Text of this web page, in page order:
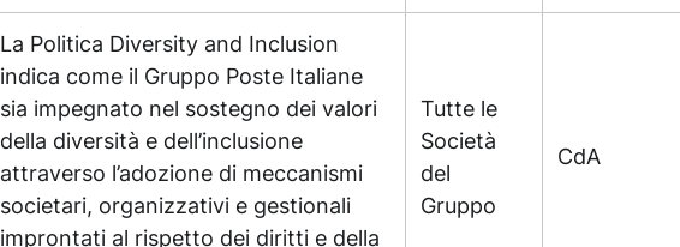
La Politica Diversity and Inclusion
indica come il Gruppo Poste Italiane
sia impegnato nel sostegno dei valori
della diversità e dell’inclusione
attraverso l’adozione di meccanismi
societari, organizzativi e gestionali
improntati al rispetto dei diritti e della
Tutte le
Società
del
Gruppo
CdA